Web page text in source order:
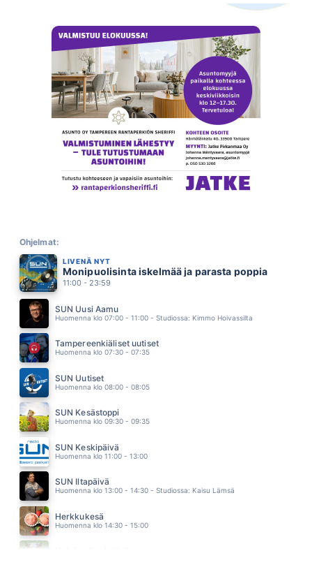
MARKO MAUNUKSELA
15.51
RAKKAUDEN AMMATTILAINEN
JUICE LESKINEN
15.47
SANO MULLE JOTAIN KAUNISTA
KATRI YLANDER
15.41
NELJÄ RUUSUA
15.38
ELÄMISEN KEVEYS
KIKKA LAITINEN
15.34
JÄRVENSIVU
15.26
LOPUT PÄIVÄT
PATE MUSTAJÄRVI
15.22
HOLLIES
15.17
ANNA PUU
15.15
HELI RUOTSALAINEN
15.11
Ohjelmat:
LIVENÄ NYT
Monipuolisinta iskelmää ja parasta poppia
11:00 - 23:59
SUN Uusi Aamu
Huomenna klo 07:00 - 11:00 - Studiossa: Kimmo Hoivassilta
Tampereenkiäliset uutiset
Huomenna klo 07:30 - 07:35
SUN Uutiset
Huomenna klo 08:00 - 08:05
SUN Kesästoppi
Huomenna klo 09:30 - 09:35
SUN Keskipäivä
Huomenna klo 11:00 - 13:00
SUN Iltapäivä
Huomenna klo 13:00 - 14:30 - Studiossa: Kaisu Lämsä
Herkkukesä
Huomenna klo 14:30 - 15:00